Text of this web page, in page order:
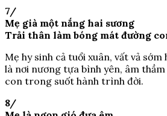
7/
Mẹ già một nắng hai sương
Trải thân làm bóng mát đường
Mẹ hy sinh cả tuổi xuân, vất vả
là nơi nương tựa bình yên, âm
con trong suốt hành trình đời.
8/